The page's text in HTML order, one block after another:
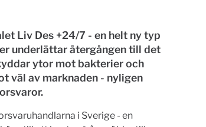
Liv Des +24/7 - en helt ny typ
underlättar återgången till det
ytor mot bakterier och
väl av marknaden - nyligen
i Sverige - en